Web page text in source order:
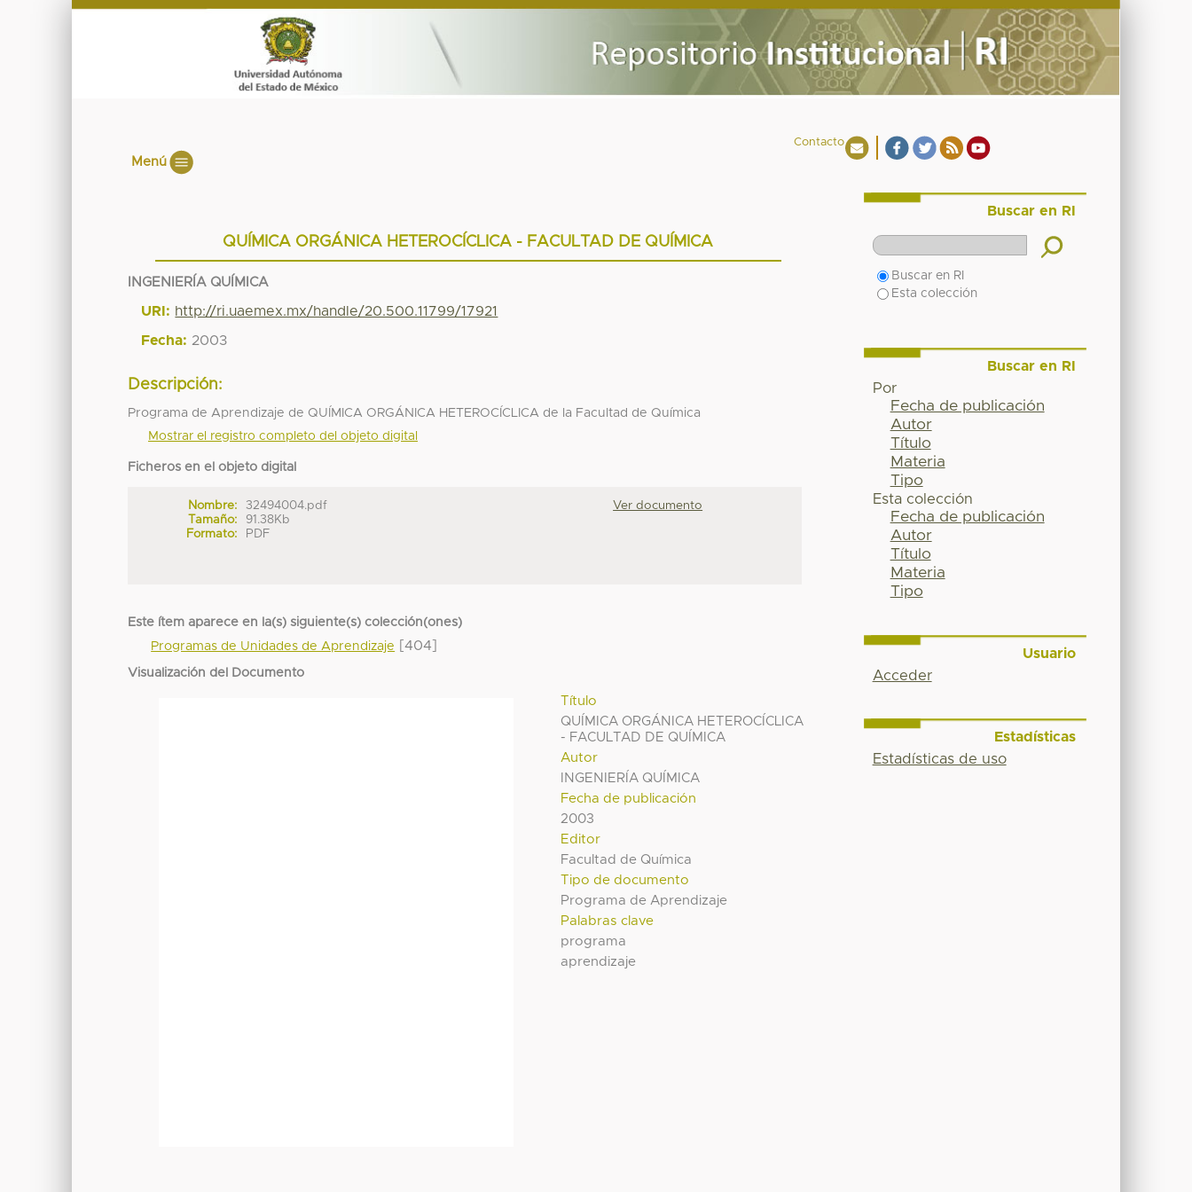
Contacto
Menú
QUÍMICA ORGÁNICA HETEROCÍCLICA - FACULTAD DE QUÍMICA
INGENIERÍA QUÍMICA
URI: http://ri.uaemex.mx/handle/20.500.11799/17921
Fecha: 2003
Descripción:
Programa de Aprendizaje de QUÍMICA ORGÁNICA HETEROCÍCLICA de la Facultad de Química
Mostrar el registro completo del objeto digital
Ficheros en el objeto digital
Nombre:
32494004.pdf
Tamaño:
91.38Kb
Formato:
PDF
Ver documento
Este ítem aparece en la(s) siguiente(s) colección(ones)
Programas de Unidades de Aprendizaje
[404]
Visualización del Documento
Título
QUÍMICA ORGÁNICA HETEROCÍCLICA
- FACULTAD DE QUÍMICA
Autor
INGENIERÍA QUÍMICA
Fecha de publicación
2003
Editor
Facultad de Química
Tipo de documento
Programa de Aprendizaje
Palabras clave
programa
aprendizaje
Buscar en RI
Buscar en RI
Esta colección
Buscar en RI
Por
Fecha de publicación
Autor
Título
Materia
Tipo
Esta colección
Fecha de publicación
Autor
Título
Materia
Tipo
Usuario
Acceder
Estadísticas
Estadísticas de uso